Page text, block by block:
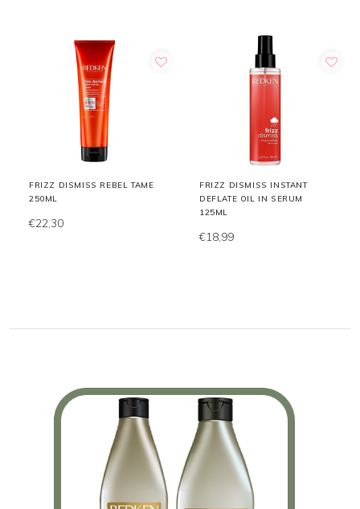
FRIZZ DISMISS REBEL TAME
250ML
€22,30
FRIZZ DISMISS INSTANT
DEFLATE OIL IN SERUM
125ML
€18,99